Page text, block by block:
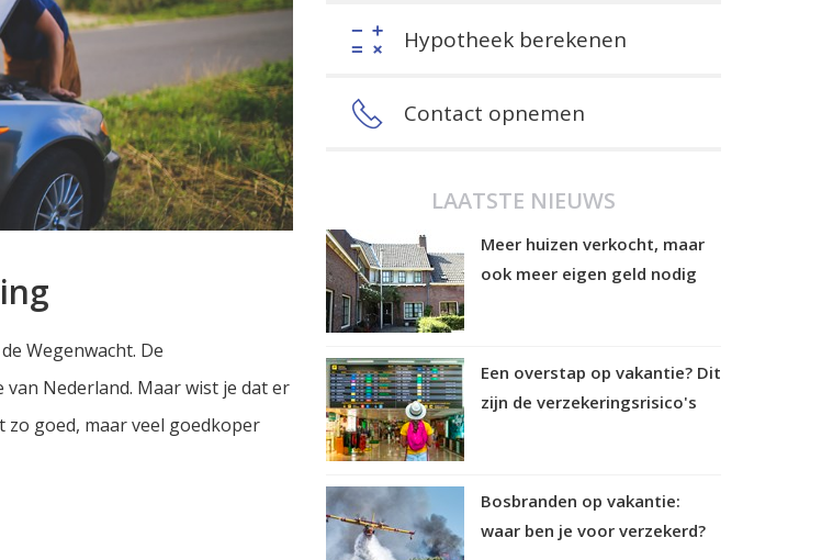
Wegenwacht. De
Nederland. Maar wist je dat er
goed, maar veel goedkoper
Hypotheek berekenen
Contact opnemen
LAATSTE NIEUWS
Meer huizen verkocht, maar
ook meer eigen geld nodig
Een overstap op vakantie? Dit
zijn de verzekeringsrisico's
Bosbranden op vakantie:
waar ben je voor verzekerd?